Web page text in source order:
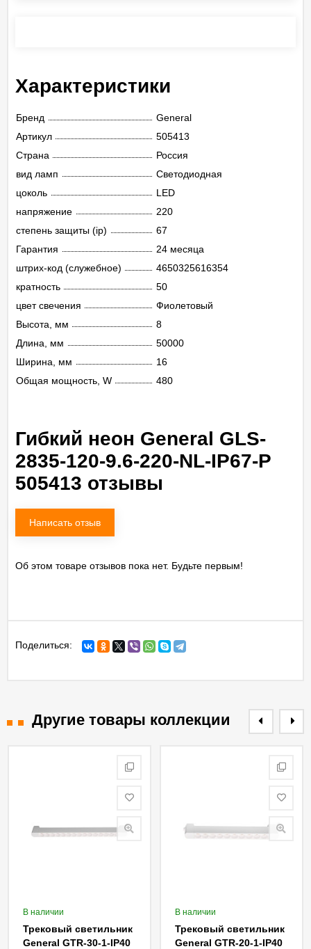
Характеристики
Бренд
General
Артикул
505413
Страна
Россия
вид ламп
Светодиодная
цоколь
LED
напряжение
220
степень защиты (ip)
67
Гарантия
24 месяца
штрих-код (служебное)
4650325616354
кратность
50
цвет свечения
Фиолетовый
Высота, мм
8
Длина, мм
50000
Ширина, мм
16
Общая мощность, W
480
Гибкий неон General GLS-
2835-120-9.6-220-NL-IP67-P
505413 отзывы
Написать отзыв
Об этом товаре отзывов пока нет. Будьте первым!
Поделиться:
Другие товары коллекции
В наличии
Трековый светильник
General GTR-30-1-IP40
В наличии
Трековый светильник
General GTR-20-1-IP40